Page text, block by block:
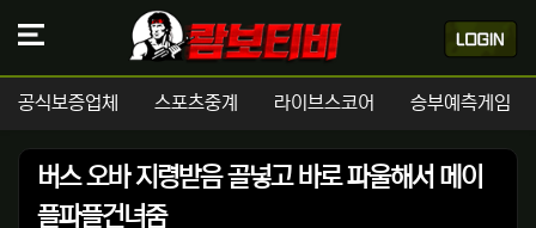
공식보증업체 스포츠중계 라이브스코어 승부예측게임
버스 오바 지령받음 골넣고 바로 파울해서 메이
플파플건녀줌